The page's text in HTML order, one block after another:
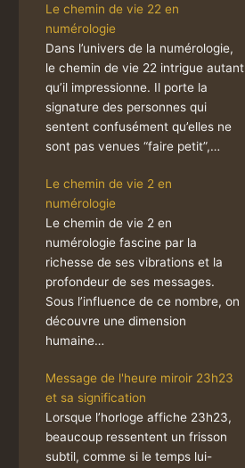
Le chemin de vie 22 en
numérologie
Dans l’univers de la numérologie,
le chemin de vie 22 intrigue autant
qu’il impressionne. Il porte la
signature des personnes qui
sentent confusément qu’elles ne
sont pas venues “faire petit”,…
Le chemin de vie 2 en
numérologie
Le chemin de vie 2 en
numérologie fascine par la
richesse de ses vibrations et la
profondeur de ses messages.
Sous l’influence de ce nombre, on
découvre une dimension
humaine…
Message de l'heure miroir 23h23
et sa signification
Lorsque l’horloge affiche 23h23,
beaucoup ressentent un frisson
subtil, comme si le temps lui-